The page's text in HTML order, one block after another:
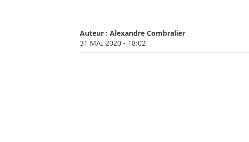
Auteur : Alexandre Combralier
31 MAI 2020 - 18:02